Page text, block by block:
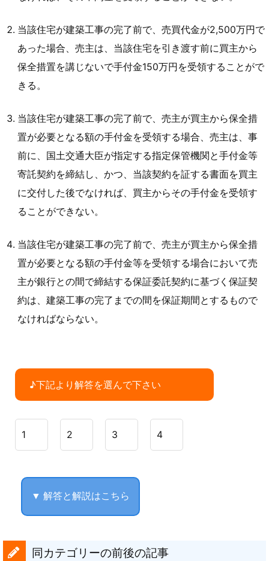
当該住宅が建築工事の完了前で、売買代金が2,500万円で
あった場合、売主は、当該住宅を引き渡す前に買主から
保全措置を講じないで手付金150万円を受領することがで
きる。
当該住宅が建築工事の完了前で、売主が買主から保全措
置が必要となる額の手付金を受領する場合、売主は、事
前に、国土交通大臣が指定する指定保管機関と手付金等
寄託契約を締結し、かつ、当該契約を証する書面を買主
に交付した後でなければ、買主からその手付金を受領す
ることができない。
当該住宅が建築工事の完了前で、売主が買主から保全措
置が必要となる額の手付金等を受領する場合において売
主が銀行との間で締結する保証委託契約に基づく保証契
約は、建築工事の完了までの間を保証期間とするもので
なければならない。
♪下記より解答を選んで下さい
1 2 3 4
▼ 解答と解説はこちら
同カテゴリーの前後の記事